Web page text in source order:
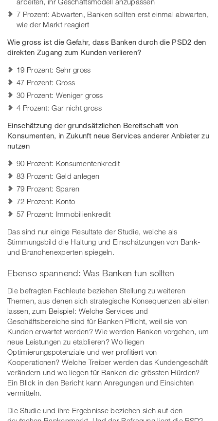
7 Prozent: Abwarten, Banken sollten erst einmal abwarten,
wie der Markt reagiert
Wie gross ist die Gefahr, dass Banken durch die PSD2 den
direkten Zugang zum Kunden verlieren?
19 Prozent: Sehr gross
47 Prozent: Gross
30 Prozent: Weniger gross
4 Prozent: Gar nicht gross
Einschätzung der grundsätzlichen Bereitschaft von
Konsumenten, in Zukunft neue Services anderer Anbieter zu
nutzen
90 Prozent: Konsumentenkredit
83 Prozent: Geld anlegen
79 Prozent: Sparen
72 Prozent: Konto
57 Prozent: Immobilienkredit
Das sind nur einige Resultate der Studie, welche als
Stimmungsbild die Haltung und Einschätzungen von Bank-
und Branchenexperten spiegeln.
Ebenso spannend: Was Banken tun sollten
Die befragten Fachleute beziehen Stellung zu weiteren
Themen, aus denen sich strategische Konsequenzen ableiten
lassen, zum Beispiel: Welche Services und
Geschäftsbereiche sind für Banken Pflicht, weil sie von
Kunden erwartet werden? Wie werden Banken vorgehen, um
neue Leistungen zu etablieren? Wo liegen
Optimierungspotenziale und wer profitiert von
Kooperationen? Welche Treiber werden das Kundengeschäft
verändern und wo liegen für Banken die grössten Hürden?
Ein Blick in den Bericht kann Anregungen und Einsichten
vermitteln.
Die Studie und ihre Ergebnisse beziehen sich auf den